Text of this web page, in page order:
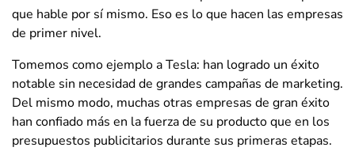
que hable por sí mismo. Eso es lo que hacen las empresas
de primer nivel.
Tomemos como ejemplo a Tesla: han logrado un éxito
notable sin necesidad de grandes campañas de marketing.
Del mismo modo, muchas otras empresas de gran éxito
han confiado más en la fuerza de su producto que en los
presupuestos publicitarios durante sus primeras etapas.